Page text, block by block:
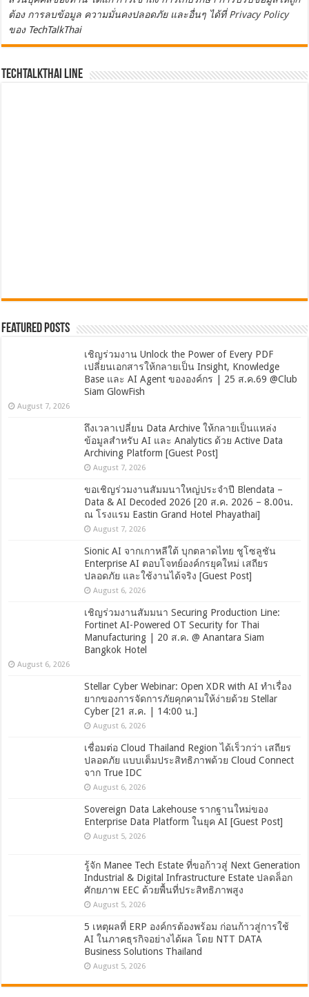
ต้อง การลบข้อมูล ความมั่นคงปลอดภัย และอื่นๆ ได้ที่Privacy Policy
ของ TechTalkThai
TechTalkThai LINE
Featured Posts
เชิญร่วมงาน Unlock the Power of Every PDF
เปลี่ยนเอกสารให้กลายเป็น Insight, Knowledge
Base และ AI Agent ขององค์กร | 25 ส.ค.69 @Club
Siam GlowFish
August 7, 2026
ถึงเวลาเปลี่ยน Data Archive ให้กลายเป็นแหล่ง
ข้อมูลสำหรับ AI และ Analytics ด้วย Active Data
Archiving Platform [Guest Post]
August 7, 2026
ขอเชิญร่วมงานสัมมนาใหญ่ประจำปี Blendata –
Data & AI Decoded 2026 [20 ส.ค. 2026 – 8.00น.
ณ โรงแรม Eastin Grand Hotel Phayathai]
August 7, 2026
Sionic AI จากเกาหลีใต้ บุกตลาดไทย ชูโซลูชัน
Enterprise AI ตอบโจทย์องค์กรยุคใหม่ เสถียร
ปลอดภัย และใช้งานได้จริง [Guest Post]
August 6, 2026
เชิญร่วมงานสัมมนา Securing Production Line:
Fortinet AI-Powered OT Security for Thai
Manufacturing | 20 ส.ค. @ Anantara Siam
Bangkok Hotel
August 6, 2026
Stellar Cyber Webinar: Open XDR with AI ทำเรื่อง
ยากของการจัดการภัยคุกคามให้ง่ายด้วย Stellar
Cyber [21 ส.ค. | 14:00 น.]
August 6, 2026
เชื่อมต่อ Cloud Thailand Region ได้เร็วกว่า เสถียร
ปลอดภัย แบบเต็มประสิทธิภาพด้วย Cloud Connect
จาก True IDC
August 6, 2026
Sovereign Data Lakehouse รากฐานใหม่ของ
Enterprise Data Platform ในยุค AI [Guest Post]
August 5, 2026
รู้จัก Manee Tech Estate ที่ขอก้าวสู่ Next Generation
Industrial & Digital Infrastructure Estate ปลดล็อก
ศักยภาพ EEC ด้วยพื้นที่ประสิทธิภาพสูง
August 5, 2026
5 เหตุผลที่ ERP องค์กรต้องพร้อม ก่อนก้าวสู่การใช้
AI ในภาคธุรกิจอย่างได้ผล โดย NTT DATA
Business Solutions Thailand
August 5, 2026